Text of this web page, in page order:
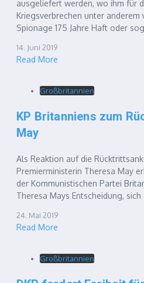
ausgeliefert werden, wo ihm für
Kriegsverbrechen unter
Spionage 175 Jahre Haft oder
14. Juni 2019
Read More
Großbritannien
KP Britanniens zum
May
Als Reaktion auf die
Premierministerin Theresa May
der Kommunistischen Partei
Theresa Mays Entscheidung, sich
24. Mai 2019
Read More
Großbritannien